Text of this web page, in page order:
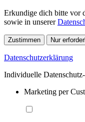
Erkundige dich bitte vor
sowie in unserer
Zustimmen Nur
Datenschutzerklärung
Individuelle
Marketing per